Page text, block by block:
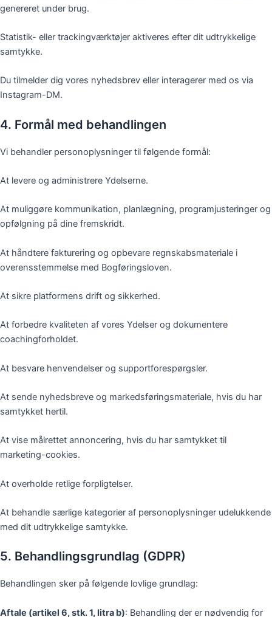
genereret under brug.
Statistik- eller trackingværktøjer aktiveres efter dit udtrykkelige
samtykke.
Du tilmelder dig vores nyhedsbrev eller interagerer med os via
Instagram-DM.
4. Formål med behandlingen
Vi behandler personoplysninger til følgende formål:
At levere og administrere Ydelserne.
At muliggøre kommunikation, planlægning, programjusteringer og
opfølgning på dine fremskridt.
At håndtere fakturering og opbevare regnskabsmateriale i
overensstemmelse med Bogføringsloven.
At sikre platformens drift og sikkerhed.
At forbedre kvaliteten af vores Ydelser og dokumentere
coachingforholdet.
At besvare henvendelser og supportforespørgsler.
At sende nyhedsbreve og markedsføringsmateriale, hvis du har
samtykket hertil.
At vise målrettet annoncering, hvis du har samtykket til
marketing-cookies.
At overholde retlige forpligtelser.
At behandle særlige kategorier af personoplysninger udelukkende
med dit udtrykkelige samtykke.
5. Behandlingsgrundlag (GDPR)
Behandlingen sker på følgende lovlige grundlag:
Aftale (artikel 6, stk. 1, litra b): Behandling der er nødvendig for